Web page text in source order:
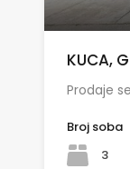
KUCA,
Prodaje
Broj soba
3